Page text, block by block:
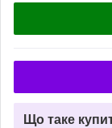
Що таке